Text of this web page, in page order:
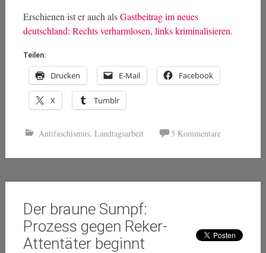
Erschienen ist er auch alsGastbeitrag im neues
deutschland: Rechts verharmlosen, links kriminalisieren.
Teilen:
Drucken E-Mail Facebook
X Tumblr
Antifaschismus, Landtagsarbeit 5 Kommentare
Der braune Sumpf:
Prozess gegen Reker-
Attentäter beginnt